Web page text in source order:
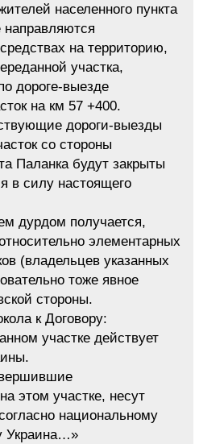
населенного пункта
направляются
на территорию,
участка,
дороге-выезде
на км 57 +400.
дороги-выезды
со стороны
Паланка будут закрыты
в силу настоящего
дурдом получается,
элементарных
(владельцев указанных
тоже явное
стороны.
к Договору:
участке действует
этом участке, несут
национальному
Украина…»